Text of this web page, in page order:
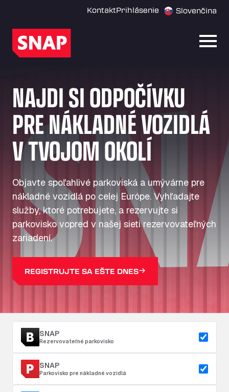
KontaktPrihlásenie Slovenčina
NAJDI SI ODPOČÍVKU
PRE NÁKLADNÉ VOZIDLÁ
V TVOJOM OKOLÍ
Objavte spoľahlivé parkoviská a umývárne pre
nákladné vozidlá po celej Európe. Vyhľadajte
služby, ktoré potrebujete, a rezervujte si
parkovisko vopred v našej sieti rezervovateľných
zariadení.
REGISTRUJTE SA EŠTE DNES
SNAP
Rezervovateľné parkovisko
SNAP
Parkovisko pre nákladné vozidlá